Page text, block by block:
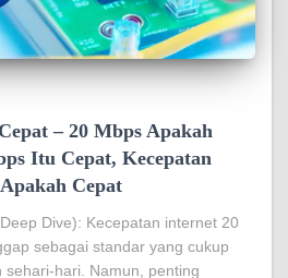
– 20 Mbps Apakah
Itu Cepat, Kecepatan
Cepat
Dive): Kecepatan internet 20
sebagai standar yang cukup
hari. Namun, penting